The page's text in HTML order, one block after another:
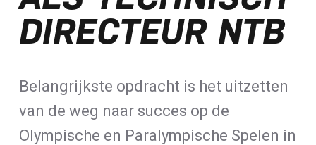
ALLE NIEUWSBERICHTEN
DIRECTEUR NTB
Belangrijkste opdracht is het uitzetten
van de weg naar succes op de
Olympische en Paralympische Spelen in